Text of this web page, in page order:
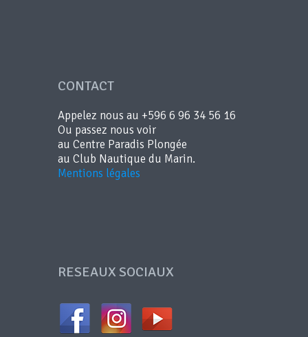
CONTACT
Appelez nous au +596 6 96 34 56 16
Ou passez nous voir
au Centre Paradis Plongée
au Club Nautique du Marin.
Mentions légales
RESEAUX SOCIAUX